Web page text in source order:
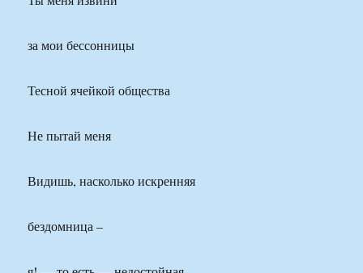
за мои бессонницы
Тесной ячейкой общества
Не пытай меня
Видишь, насколько искренняя
бездомница –